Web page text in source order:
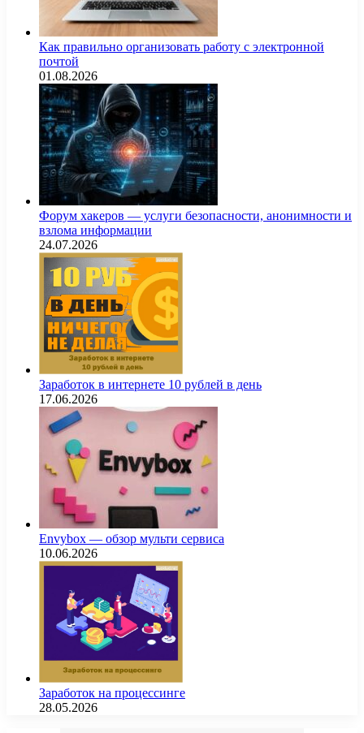
Как правильно организовать работу с электронной
почтой
01.08.2026
Форум хакеров — услуги безопасности, анонимности и
взлома информации
24.07.2026
Заработок в интернете 10 рублей в день
17.06.2026
Envybox — обзор мульти сервиса
10.06.2026
Заработок на процессинге
28.05.2026